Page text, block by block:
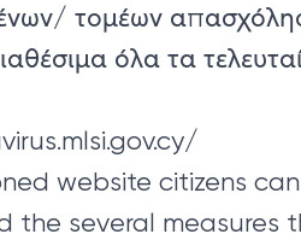
τομέων
όλα τα
website citizens
the several measures